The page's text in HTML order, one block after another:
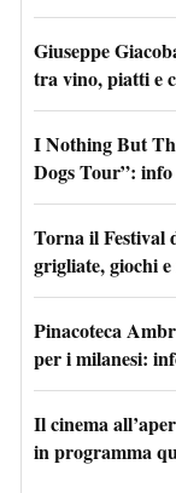
Giuseppe
tra vino, piatti e
I Nothing But
Dogs Tour”:
Torna il Festival
grigliate, giochi e
Pinacoteca
per i milanesi:
Il cinema
in programma